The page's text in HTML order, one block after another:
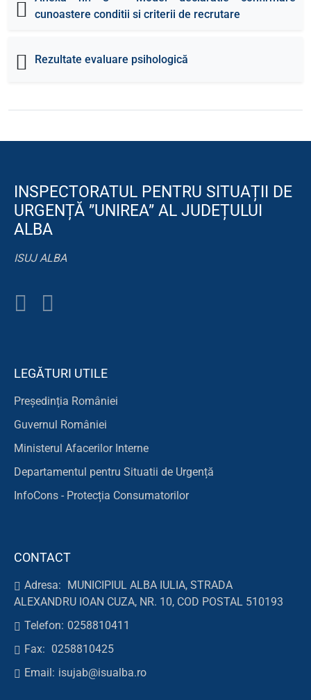
cunoastere conditii si criterii de recrutare
Rezultate evaluare psihologică
INSPECTORATUL PENTRU SITUAȚII DE
URGENȚĂ ”UNIREA” AL JUDEȚULUI
ALBA
ISUJ ALBA
LEGĂTURI UTILE
Președinția României
Guvernul României
Ministerul Afacerilor Interne
Departamentul pentru Situatii de Urgență
InfoCons - Protecția Consumatorilor
CONTACT
Adresa:
MUNICIPIUL ALBA IULIA, STRADA
ALEXANDRU IOAN CUZA, NR. 10, COD POSTAL 510193
Telefon: 0258810411
Fax: 0258810425
Email: isujab@isualba.ro